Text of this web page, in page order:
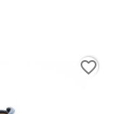
favorite_border